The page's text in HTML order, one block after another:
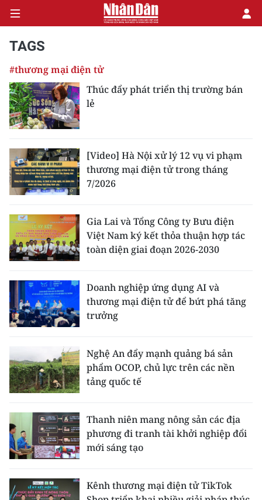
CHÍNH TRỊ
KINH TẾ
XÃ HỘI
PHÁP LUẬT
DU LỊCH
THẾ GIỚI
GIÁO DỤC
KHOA HỌC - CÔNG NGHỆ
MÔI TRƯỜNG
BẠN ĐỌC
KIỂM CHỨNG THÔNG TIN
TAGS
#thương mại điện tử
Thúc đẩy phát triển thị trường bán
lẻ
[Video] Hà Nội xử lý 12 vụ vi phạm
thương mại điện tử trong tháng
7/2026
Gia Lai và Tổng Công ty Bưu điện
Việt Nam ký kết thỏa thuận hợp tác
toàn diện giai đoạn 2026-2030
Doanh nghiệp ứng dụng AI và
thương mại điện tử để bứt phá tăng
trưởng
Nghệ An đẩy mạnh quảng bá sản
phẩm OCOP, chủ lực trên các nền
tảng quốc tế
Thanh niên mang nông sản các địa
phương đi tranh tài khởi nghiệp đổi
mới sáng tạo
Kênh thương mại điện tử TikTok